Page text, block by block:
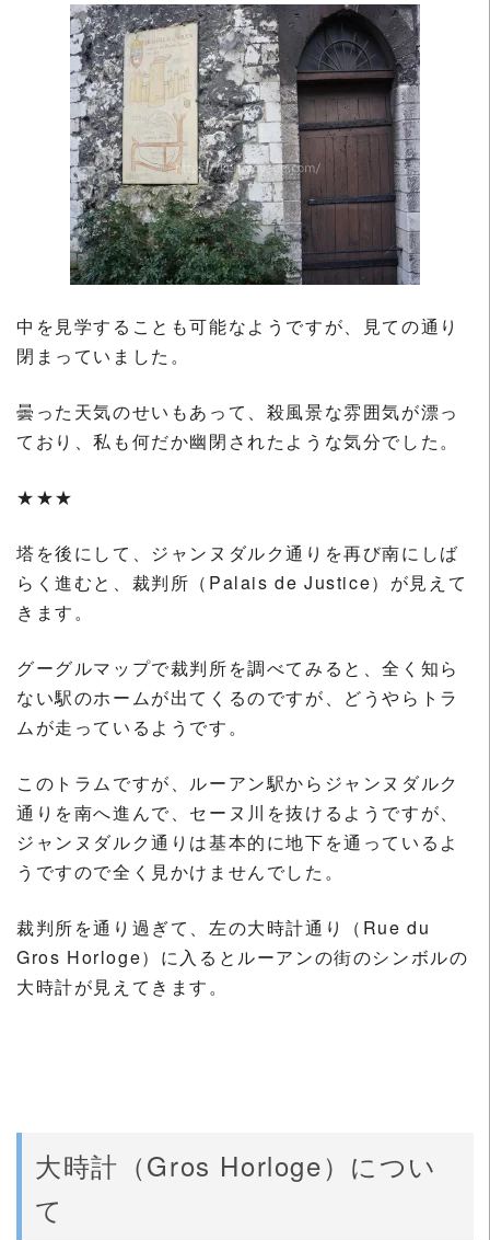
中を見学することも可能なようですが、見ての通り
閉まっていました。
曇った天気のせいもあって、殺風景な雰囲気が漂っ
ており、私も何だか幽閉されたような気分でした。
★★★
塔を後にして、ジャンヌダルク通りを再び南にしば
らく進むと、裁判所（Palais de Justice）が見えて
きます。
グーグルマップで裁判所を調べてみると、全く知ら
ない駅のホームが出てくるのですが、どうやらトラ
ムが走っているようです。
このトラムですが、ルーアン駅からジャンヌダルク
通りを南へ進んで、セーヌ川を抜けるようですが、
ジャンヌダルク通りは基本的に地下を通っているよ
うですので全く見かけませんでした。
裁判所を通り過ぎて、左の大時計通り（Rue du
Gros Horloge）に入るとルーアンの街のシンボルの
大時計が見えてきます。
大時計（Gros Horloge）につい
て